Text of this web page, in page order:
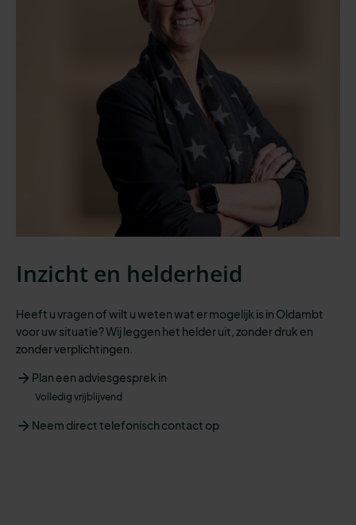
Inzicht en helderheid
Heeft u vragen of wilt u weten wat er mogelijk is in Oldambt
voor uw situatie? Wij leggen het helder uit, zonder druk en
zonder verplichtingen.
Plan een adviesgesprek in
Volledig vrijblijvend
Neem direct telefonisch contact op